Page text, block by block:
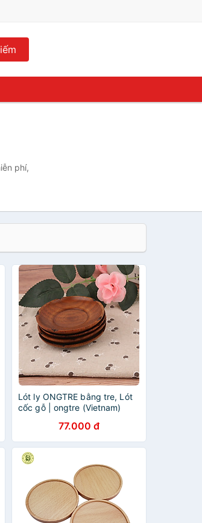
phí,
Lót ly ONGTRE bằng tre, Lót
cốc gỗ | ongtre (Vietnam)
77.000 đ